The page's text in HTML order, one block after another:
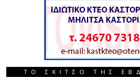
ΤΟ ΣΚΙΤΣΟ ΤΗΣ